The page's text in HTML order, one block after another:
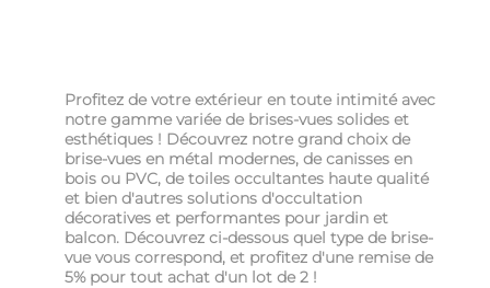
Profitez de votre extérieur en toute intimité avec
notre gamme variée de brises-vues solides et
esthétiques ! Découvrez notre grand choix de
brise-vues en métal modernes, de canisses en
bois ou PVC, de toiles occultantes haute qualité
et bien d'autres solutions d'occultation
décoratives et performantes pour jardin et
balcon. Découvrez ci-dessous quel type de brise-
vue vous correspond, et profitez d'une remise de
5% pour tout achat d'un lot de 2 !